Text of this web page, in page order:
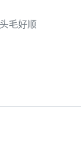
毛好顺